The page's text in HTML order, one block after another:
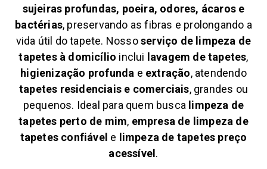
sujeiras profundas, poeira, odores, ácaros e
bactérias, preservando as fibras e prolongando a
vida útil do tapete. Nossoserviço de limpeza de
tapetes à domicílio inclui lavagem de tapetes,
higienização profunda e extração, atendendo
tapetes residenciais e comerciais, grandes ou
pequenos. Ideal para quem busca limpeza de
tapetes perto de mim, empresa de limpeza de
tapetes confiável e limpeza de tapetes preço
acessível .